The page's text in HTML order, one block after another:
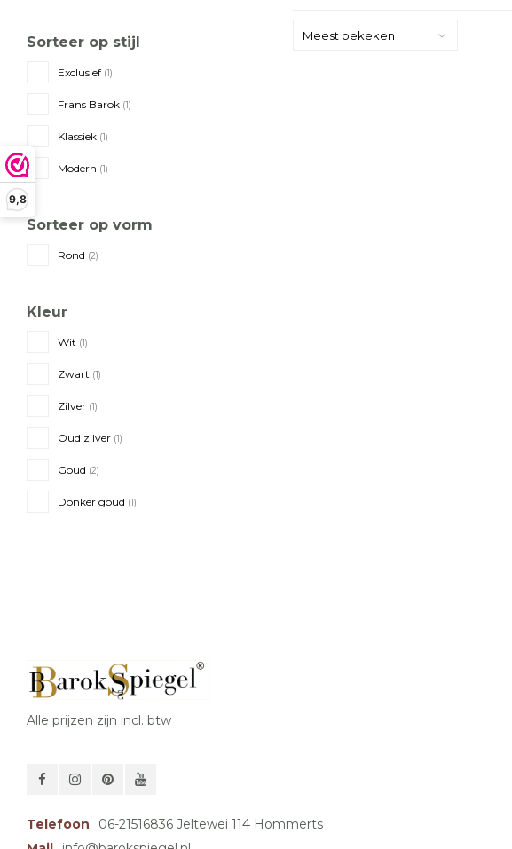
9,8
Sorteer op stijl
Exclusief (1)
Frans Barok (1)
Klassiek (1)
Modern (1)
Sorteer op vorm
Rond (2)
Kleur
Wit (1)
Zwart (1)
Zilver (1)
Oud zilver (1)
Goud (2)
Donker goud (1)
Meest bekeken
Alle prijzen zijn incl. btw
Telefoon
06-21516836 Jeltewei 114 Hommerts